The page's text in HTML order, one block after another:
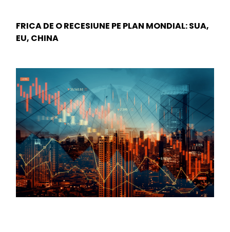
FRICA DE O RECESIUNE PE PLAN MONDIAL: SUA,
EU, CHINA